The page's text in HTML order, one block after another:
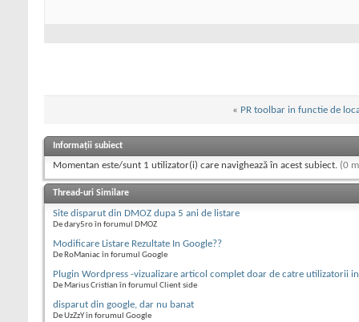
« PR toolbar in functie de
Informații subiect
Momentan este/sunt 1 utilizator(i) care navighează în acest subiect. (0
Thread-uri Similare
Site disparut din DMOZ dupa 5 ani de listare
De dary5ro în forumul DMOZ
Modificare Listare Rezultate In Google??
De RoManiac în forumul Google
Plugin Wordpress -vizualizare articol complet doar de catre utilizatorii
De Marius Cristian în forumul Client side
disparut din google, dar nu banat
De UzZzY în forumul Google